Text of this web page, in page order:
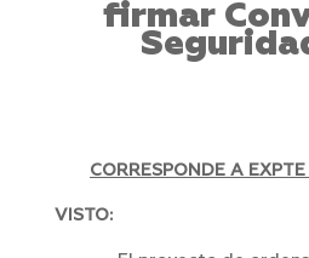
firmar
CORRESPONDE A EXPTE
VISTO: